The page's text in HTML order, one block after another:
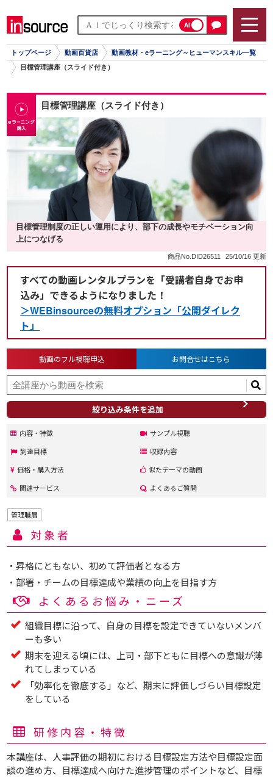
AI
トップページ 動画百貨店
動画教材・eラーニング～ヒューマンスキル一覧
目標管理講座（スライド付き）
目標管理講座（スライド付き）
目標管理制度の正しい運用により、部下の成長やモチベーション向
上につなげる
商品No.DID26511 25/10/16 更新
すべての動画レンタルプランを「受講者自身でお申
込み」できるようになりました！
＞WEBinsourceの無料オプション「公開ダイレク
ト」
絞り込み条件を追加
動画のフル視聴申込 お問合せはこちら
内容・特徴
サンプル視聴
到達目標
収録内容
価格・購入方法
似たテーマの動画
関連サービス
よくあるご質問
管理職層
対象者
・昇格にともない、初めて評価者となる方
・部署・チームの目標達成や業績の向上を目指す方
よくあるお悩み・ニーズ
組織目標に沿って、自身の目標を設定できていないメンバ
ーも多い
期末を迎える頃には、上司・部下ともに目標への意識が薄
れてしまっている
「効率化を徹底する」など、期末に評価しづらい目標設定
をしている
研修内容・特徴
本講座は、人事評価の期初における目標設定方法や目標設定面
談の進め方、目標達成へ向けた進捗管理のポイントなど、目標